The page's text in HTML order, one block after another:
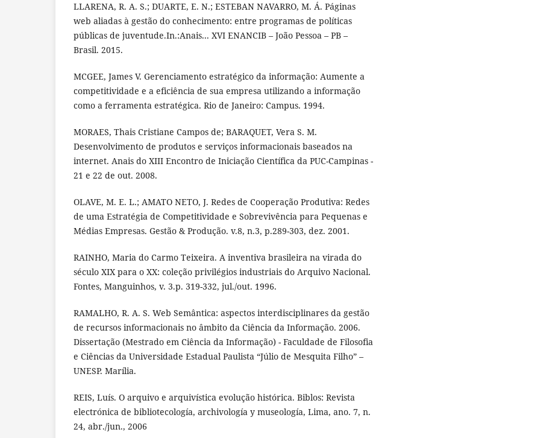
LLARENA, R. A. S.; DUARTE, E. N.; ESTEBAN NAVARRO, M. Á. Páginas
web aliadas à gestão do conhecimento: entre programas de políticas
públicas de juventude.In.:Anais... XVI ENANCIB – João Pessoa – PB –
Brasil. 2015.
MCGEE, James V. Gerenciamento estratégico da informação: Aumente a
competitividade e a eficiência de sua empresa utilizando a informação
como a ferramenta estratégica. Rio de Janeiro: Campus. 1994.
MORAES, Thais Cristiane Campos de; BARAQUET, Vera S. M.
Desenvolvimento de produtos e serviços informacionais baseados na
internet. Anais do XIII Encontro de Iniciação Científica da PUC-Campinas -
21 e 22 de out. 2008.
OLAVE, M. E. L.; AMATO NETO, J. Redes de Cooperação Produtiva: Redes
de uma Estratégia de Competitividade e Sobrevivência para Pequenas e
Médias Empresas. Gestão & Produção. v.8, n.3, p.289-303, dez. 2001.
RAINHO, Maria do Carmo Teixeira. A inventiva brasileira na virada do
século XIX para o XX: coleção privilégios industriais do Arquivo Nacional.
Fontes, Manguinhos, v. 3.p. 319-332, jul./out. 1996.
RAMALHO, R. A. S. Web Semântica: aspectos interdisciplinares da gestão
de recursos informacionais no âmbito da Ciência da Informação. 2006.
Dissertação (Mestrado em Ciência da Informação) - Faculdade de Filosofia
e Ciências da Universidade Estadual Paulista “Júlio de Mesquita Filho” –
UNESP. Marília.
REIS, Luís. O arquivo e arquivística evolução histórica. Biblos: Revista
electrónica de bibliotecología, archivología y museología, Lima, ano. 7, n.
24, abr./jun., 2006